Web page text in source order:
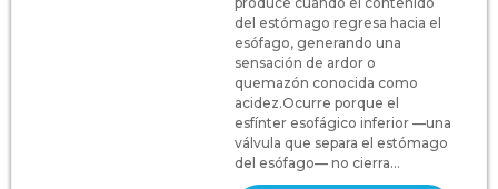
del estómago regresa hacia el
esófago, generando una
sensación de ardor o
quemazón conocida como
acidez.Ocurre porque el
esfínter esofágico inferior —una
válvula que separa el estómago
del esófago— no cierra...